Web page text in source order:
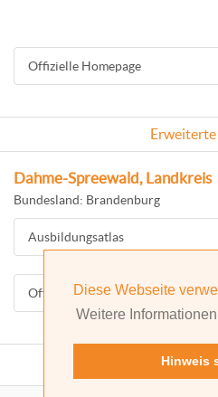
Diese Webseite
Weitere Informationen
Hinweis
Offizielle Homepage
Erweiterte
Dahme-Spreewald, Landkreis
Bundesland: Brandenburg
Ausbildungsatlas
Offizielle Homepage